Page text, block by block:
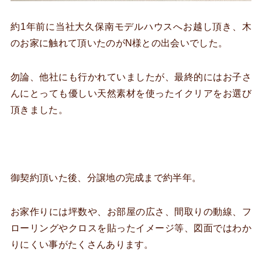
約1年前に当社大久保南モデルハウスへお越し頂き、木
のお家に触れて頂いたのがN様との出会いでした。
勿論、他社にも行かれていましたが、最終的にはお子さ
んにとっても優しい天然素材を使ったイクリアをお選び
頂きました。
御契約頂いた後、分譲地の完成まで約半年。
お家作りには坪数や、お部屋の広さ、間取りの動線、フ
ローリングやクロスを貼ったイメージ等、図面ではわか
りにくい事がたくさんあります。